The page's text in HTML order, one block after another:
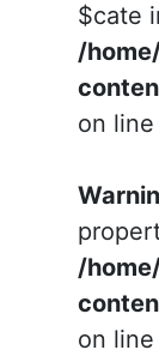
$cate
/
on line
/
on line